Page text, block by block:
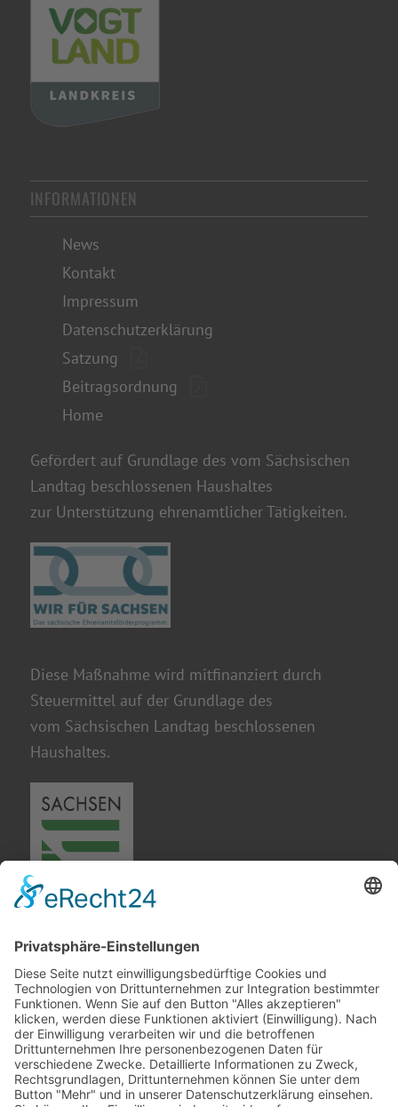
INFORMATIONEN
News
Kontakt
Impressum
Datenschutzerklärung
Satzung
Beitragsordnung
Home
Gefördert auf Grundlage des vom Sächsischen
Landtag beschlossenen Haushaltes
zur Unterstützung ehrenamtlicher Tätigkeiten.
Diese Maßnahme wird mitfinanziert durch
Steuermittel auf der Grundlage des
vom Sächsischen Landtag beschlossenen
Haushaltes.
Gefördert durch den Freistaat Sachsen im
Rahmen der Fachkräfterichtlinie (FKRL)
durch die Fachkräfte Allianz im Vogtland.